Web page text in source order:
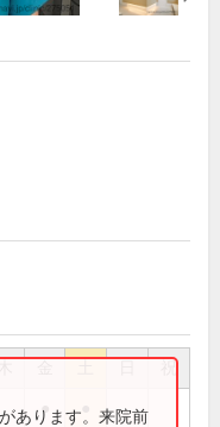
祝
●
あります。来院前